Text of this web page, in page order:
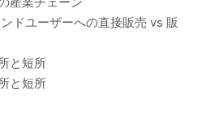
ドユーザーへの直接販売 vs 販
と短所
と短所